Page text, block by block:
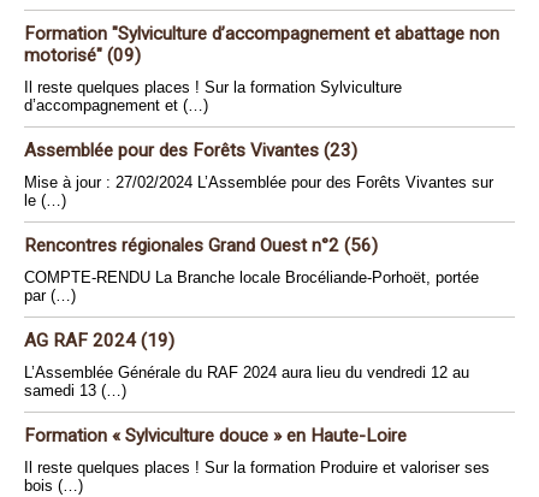
Formation "Sylviculture d’accompagnement et abattage non
motorisé" (09)
Il reste quelques places ! Sur la formation Sylviculture
d’accompagnement et (…)
Assemblée pour des Forêts Vivantes (23)
Mise à jour : 27/02/2024 L’Assemblée pour des Forêts Vivantes sur
le (…)
Rencontres régionales Grand Ouest n°2 (56)
COMPTE-RENDU La Branche locale Brocéliande-Porhoët, portée
par (…)
AG RAF 2024 (19)
L’Assemblée Générale du RAF 2024 aura lieu du vendredi 12 au
samedi 13 (…)
Formation « Sylviculture douce » en Haute-Loire
Il reste quelques places ! Sur la formation Produire et valoriser ses
bois (…)